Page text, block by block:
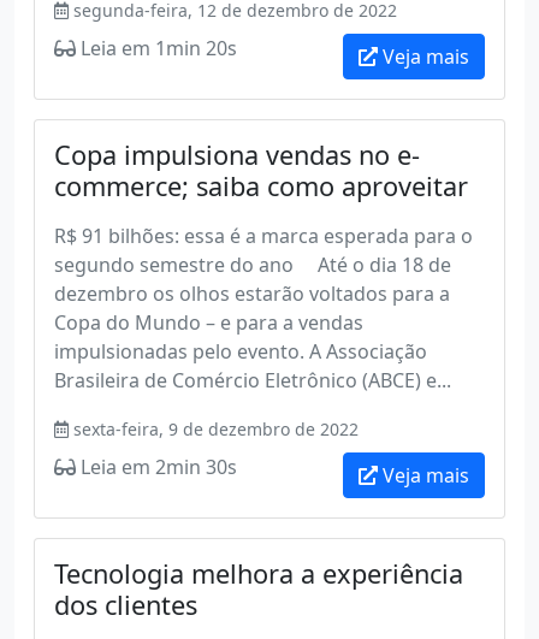
segunda-feira, 12 de dezembro de 2022
Leia em 1min 20s Veja mais
Copa impulsiona vendas no e-
commerce; saiba como aproveitar
R$ 91 bilhões: essa é a marca esperada para o
segundo semestre do ano Até o dia 18 de
dezembro os olhos estarão voltados para a
Copa do Mundo – e para a vendas
impulsionadas pelo evento. A Associação
Brasileira de Comércio Eletrônico (ABCE) e...
sexta-feira, 9 de dezembro de 2022
Leia em 2min 30s Veja mais
Tecnologia melhora a experiência
dos clientes